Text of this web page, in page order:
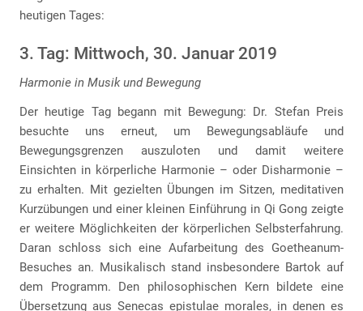
heutigen Tages:
3. Tag: Mittwoch, 30. Januar 2019
Harmonie in Musik und Bewegung
Der heutige Tag begann mit Bewegung: Dr. Stefan Preis
besuchte uns erneut, um Bewegungsabläufe und
Bewegungsgrenzen auszuloten und damit weitere
Einsichten in körperliche Harmonie – oder Disharmonie –
zu erhalten. Mit gezielten Übungen im Sitzen, meditativen
Kurzübungen und einer kleinen Einführung in Qi Gong zeigte
er weitere Möglichkeiten der körperlichen Selbsterfahrung.
Daran schloss sich eine Aufarbeitung des Goetheanum-
Besuches an. Musikalisch stand insbesondere Bartok auf
dem Programm. Den philosophischen Kern bildete eine
Übersetzung aus Senecas epistulae morales, in denen es